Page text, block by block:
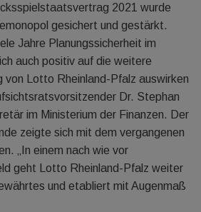
2021 wurde
gesichert und gestärkt.
Jahre Planungssicherheit im
auch positiv auf die weitere
von Lotto Rheinland-Pfalz auswirken
Dr. Stephan
im Ministerium der Finanzen. Der
zeigte sich mit dem vergangenen
„In einem nach wie vor
geht Lotto Rheinland-Pfalz weiter
und etabliert mit Augenmaß